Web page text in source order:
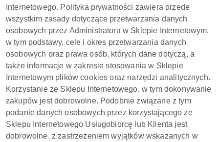
Internetowego. Polityka prywatności zawiera przede
wszystkim zasady dotyczące przetwarzania danych
osobowych przez Administratora w Sklepie Internetowym,
w tym podstawy, cele i okres przetwarzania danych
osobowych oraz prawa osób, których dane dotyczą, a
także informacje w zakresie stosowania w Sklepie
Internetowym plików cookies oraz narzędzi analitycznych.
Korzystanie ze Sklepu Internetowego, w tym dokonywanie
zakupów jest dobrowolne. Podobnie związane z tym
podanie danych osobowych przez korzystającego ze
Sklepu Internetowego Usługobiorcę lub Klienta jest
dobrowolne, z zastrzeżeniem wyjątków wskazanych w